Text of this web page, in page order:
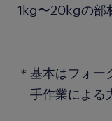
1kg〜20kgの部
＊基本はフォー
手作業による